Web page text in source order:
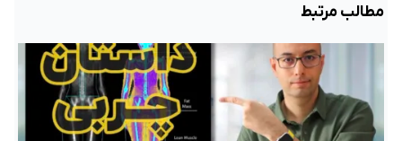
مطالب مرتبط